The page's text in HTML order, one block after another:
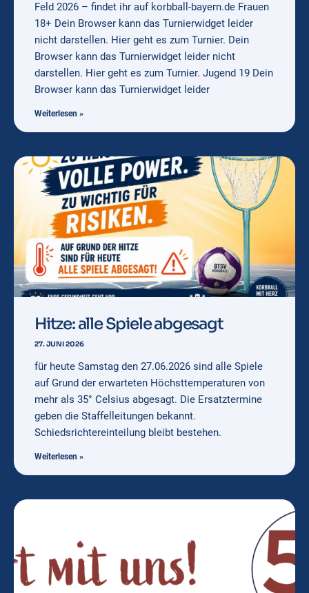
Feld 2026 – findet ihr auf korbball-bayern.de Frauen
18+ Dein Browser kann das Turnierwidget leider
nicht darstellen. Hier geht es zum Turnier. Dein
Browser kann das Turnierwidget leider nicht
darstellen. Hier geht es zum Turnier. Jugend 19 Dein
Browser kann das Turnierwidget leider
Weiterlesen »
Hitze: alle Spiele abgesagt
27. JUNI 2026
für heute Samstag den 27.06.2026 sind alle Spiele
auf Grund der erwarteten Höchsttemperaturen von
mehr als 35° Celsius abgesagt. Die Ersatztermine
geben die Staffelleitungen bekannt.
Schiedsrichtereinteilung bleibt bestehen.
Weiterlesen »